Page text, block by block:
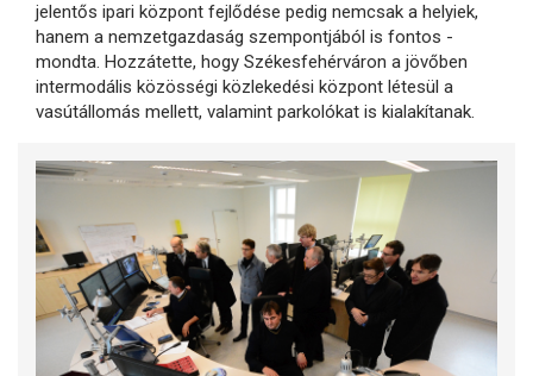
jelentős ipari központ fejlődése pedig nemcsak a helyiek,
hanem a nemzetgazdaság szempontjából is fontos -
mondta. Hozzátette, hogy Székesfehérváron a jövőben
intermodális közösségi közlekedési központ létesül a
vasútállomás mellett, valamint parkolókat is kialakítanak.